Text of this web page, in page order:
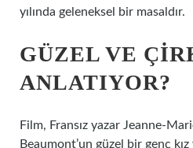
yılında geleneksel bir masaldır.
GÜZEL VE
ANLATIYOR?
Film, Fransız yazar Jeanne-
Beaumont’un güzel bir genç